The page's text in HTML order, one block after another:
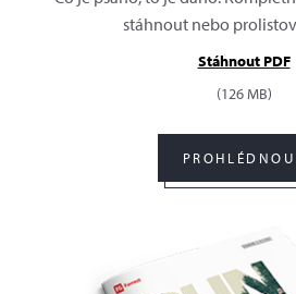
stáhnout nebo
Stáhnout PDF
(126 MB)